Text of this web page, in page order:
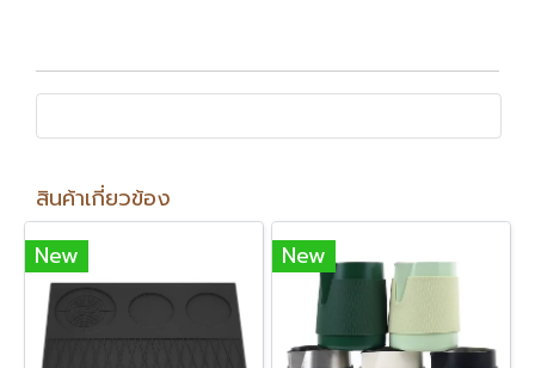
สินค้าเกี่ยวข้อง
New
New